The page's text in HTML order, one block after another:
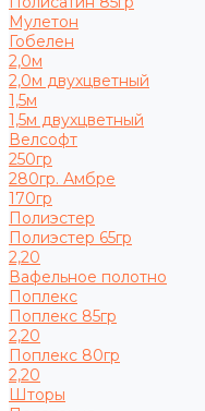
Мулетон
Гобелен
2,0м
2,0м двухцветный
1,5м
1,5м двухцветный
Велсофт
250гр
280гр. Амбре
170гр
Полиэстер
Полиэстер 65гр
2,20
Вафельное полотно
Поплекс
Поплекс 85гр
2,20
Поплекс 80гр
2,20
Шторы